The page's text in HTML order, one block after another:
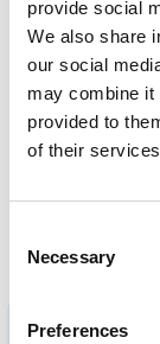
provide social
We also share
our social
may combine it
provided to
of their
Selection
Necessary
Preferences
Se alt
ANTON BERG